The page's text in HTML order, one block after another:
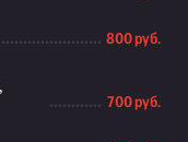
800 руб.
700 руб.